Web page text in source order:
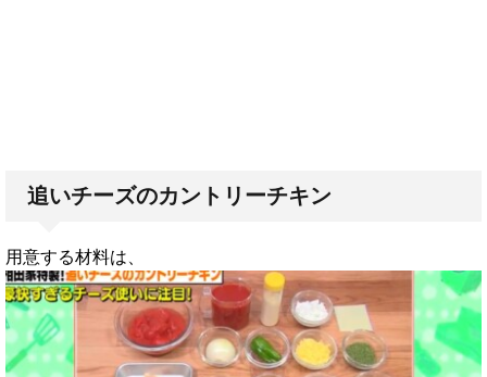
追いチーズのカントリーチキン
用意する材料は、